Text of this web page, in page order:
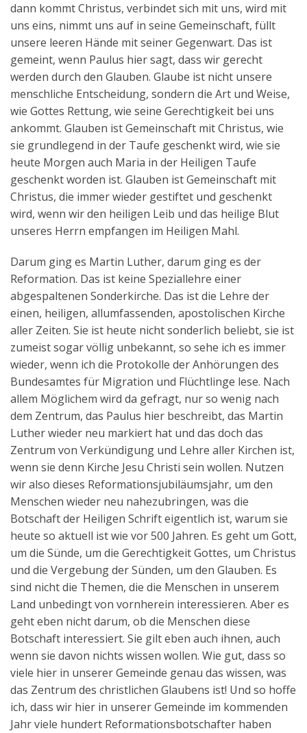
dann kommt Christus, verbindet sich mit uns, wird mit
uns eins, nimmt uns auf in seine Gemeinschaft, füllt
unsere leeren Hände mit seiner Gegenwart. Das ist
gemeint, wenn Paulus hier sagt, dass wir gerecht
werden durch den Glauben. Glaube ist nicht unsere
menschliche Entscheidung, sondern die Art und Weise,
wie Gottes Rettung, wie seine Gerechtigkeit bei uns
ankommt. Glauben ist Gemeinschaft mit Christus, wie
sie grundlegend in der Taufe geschenkt wird, wie sie
heute Morgen auch Maria in der Heiligen Taufe
geschenkt worden ist. Glauben ist Gemeinschaft mit
Christus, die immer wieder gestiftet und geschenkt
wird, wenn wir den heiligen Leib und das heilige Blut
unseres Herrn empfangen im Heiligen Mahl.
Darum ging es Martin Luther, darum ging es der
Reformation. Das ist keine Speziallehre einer
abgespaltenen Sonderkirche. Das ist die Lehre der
einen, heiligen, allumfassenden, apostolischen Kirche
aller Zeiten. Sie ist heute nicht sonderlich beliebt, sie ist
zumeist sogar völlig unbekannt, so sehe ich es immer
wieder, wenn ich die Protokolle der Anhörungen des
Bundesamtes für Migration und Flüchtlinge lese. Nach
allem Möglichem wird da gefragt, nur so wenig nach
dem Zentrum, das Paulus hier beschreibt, das Martin
Luther wieder neu markiert hat und das doch das
Zentrum von Verkündigung und Lehre aller Kirchen ist,
wenn sie denn Kirche Jesu Christi sein wollen. Nutzen
wir also dieses Reformationsjubiläumsjahr, um den
Menschen wieder neu nahezubringen, was die
Botschaft der Heiligen Schrift eigentlich ist, warum sie
heute so aktuell ist wie vor 500 Jahren. Es geht um Gott,
um die Sünde, um die Gerechtigkeit Gottes, um Christus
und die Vergebung der Sünden, um den Glauben. Es
sind nicht die Themen, die die Menschen in unserem
Land unbedingt von vornherein interessieren. Aber es
geht eben nicht darum, ob die Menschen diese
Botschaft interessiert. Sie gilt eben auch ihnen, auch
wenn sie davon nichts wissen wollen. Wie gut, dass so
viele hier in unserer Gemeinde genau das wissen, was
das Zentrum des christlichen Glaubens ist! Und so hoffe
ich, dass wir hier in unserer Gemeinde im kommenden
Jahr viele hundert Reformationsbotschafter haben